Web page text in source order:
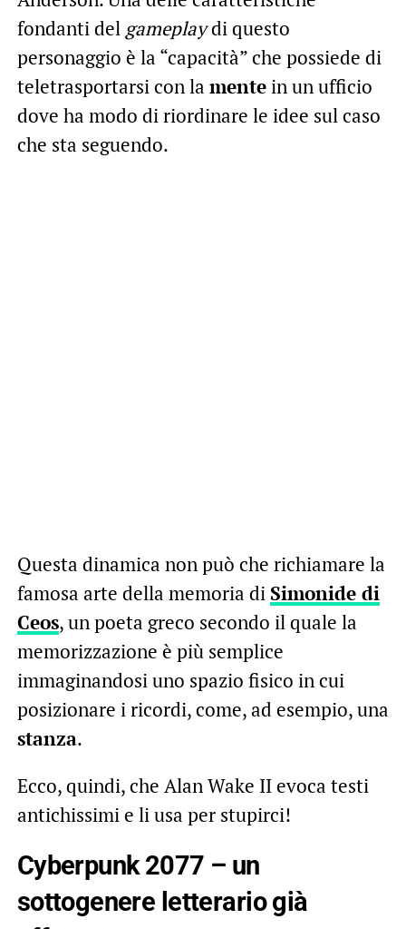
fondanti del gameplaydi questo
personaggio è la “capacità” che possiede di
teletrasportarsi con la mentein un ufficio
dove ha modo di riordinare le idee sul caso
che sta seguendo.
Questa dinamica non può che richiamare la
famosa arte della memoria di Simonide di
Ceos, un poeta greco secondo il quale la
memorizzazione è più semplice
immaginandosi uno spazio fisico in cui
posizionare i ricordi, come, ad esempio, una
stanza.
Ecco, quindi, che Alan Wake II evoca testi
antichissimi e li usa per stupirci!
Cyberpunk 2077 – un
sottogenere letterario già